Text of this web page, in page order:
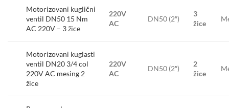
Motorizovani kuglični
ventil DN50 15 Nm
AC 220V – 3 žice
220V
AC
DN50 (2″)
3
žice
Motorizovani kuglasti
ventil DN20 3/4 col
220V AC mesing 2
žice
220V
AC
DN50 (2″)
2
žice